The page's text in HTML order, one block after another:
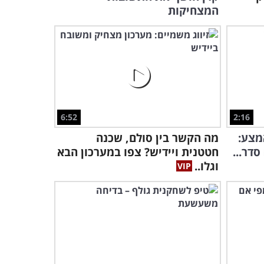
2:02
מצחיקה לשיר האהוב ברוחהמצחיקות
2:16
סדר...
6:52
מה הקשר בין סולם, שכנה
חטטנית ויידיש? צפו במערכון הבא
וגלו..